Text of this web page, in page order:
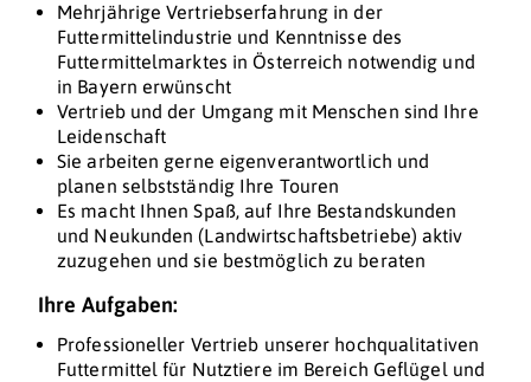
Mehrjährige Vertriebserfahrung in der
Futtermittelindustrie und Kenntnisse des
Futtermittelmarktes in Österreich notwendig und
in Bayern erwünscht
Vertrieb und der Umgang mit Menschen sind Ihre
Leidenschaft
Sie arbeiten gerne eigenverantwortlich und
planen selbstständig Ihre Touren
Es macht Ihnen Spaß, auf Ihre Bestandskunden
und Neukunden (Landwirtschaftsbetriebe) aktiv
zuzugehen und sie bestmöglich zu beraten
Ihre Aufgaben:
Professioneller Vertrieb unserer hochqualitativen
Futtermittel für Nutztiere im Bereich Geflügel und